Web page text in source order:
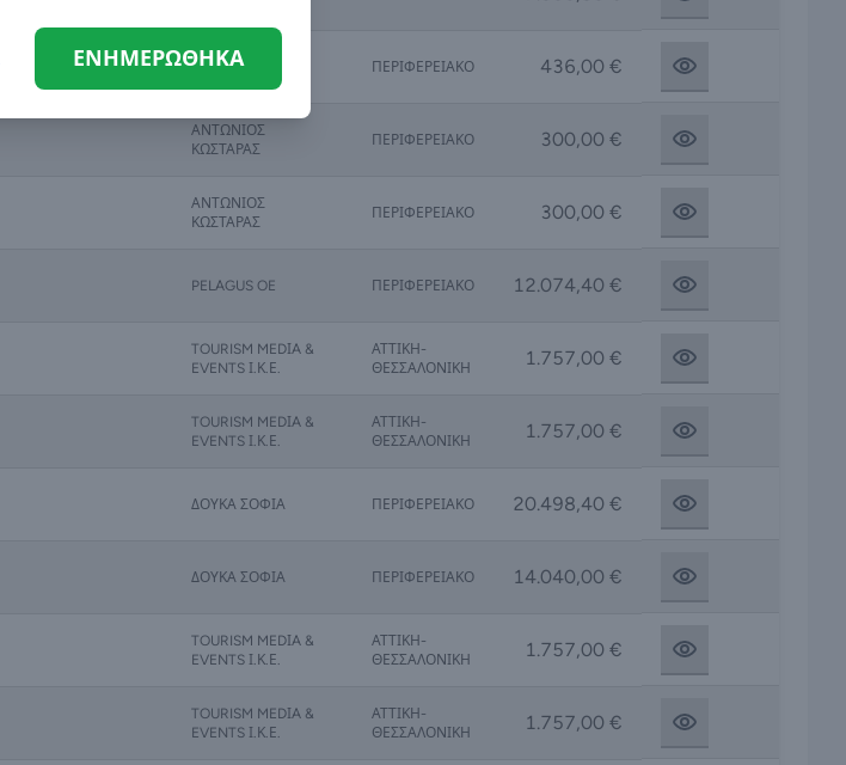
ΑΝΤ. ΠΙΚΟΥΛΟΣ &
ΠΕΡΙΦΕΡΕΙΑΚΟ 436,00 €
ΑΝΤΩΝΙΟΣ
ΚΩΣΤΑΡΑΣ
ΠΕΡΙΦΕΡΕΙΑΚΟ 300,00 €
ΑΝΤΩΝΙΟΣ
ΚΩΣΤΑΡΑΣ
ΠΕΡΙΦΕΡΕΙΑΚΟ 300,00 €
PELAGUS OE ΠΕΡΙΦΕΡΕΙΑΚΟ 12.074,40 €
TOURISM MEDΙA &
EVENTS Ι.Κ.Ε.
ΑΤΤΙΚΗ-
ΘΕΣΣΑΛΟΝΙΚΗ
1.757,00 €
TOURISM MEDΙA &
EVENTS Ι.Κ.Ε.
ΑΤΤΙΚΗ-
ΘΕΣΣΑΛΟΝΙΚΗ
1.757,00 €
ΔΟΥΚΑ ΣΟΦΙΑ ΠΕΡΙΦΕΡΕΙΑΚΟ 20.498,40 €
ΔΟΥΚΑ ΣΟΦΙΑ ΠΕΡΙΦΕΡΕΙΑΚΟ 14.040,00 €
TOURISM MEDΙA &
EVENTS Ι.Κ.Ε.
ΑΤΤΙΚΗ-
ΘΕΣΣΑΛΟΝΙΚΗ
1.757,00 €
TOURISM MEDΙA &
EVENTS Ι.Κ.Ε.
ΑΤΤΙΚΗ-
ΘΕΣΣΑΛΟΝΙΚΗ
1.757,00 €
ΕΝΗΜΕΡΩΘΗΚΑ